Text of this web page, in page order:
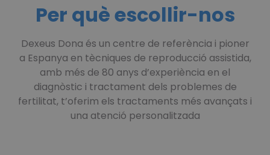
Per què escollir-nos
Dexeus Dona és un centre de referència i pioner
a Espanya en tècniques de reproducció assistida,
amb més de 80 anys d’experiència en el
diagnòstic i tractament dels problemes de
fertilitat, t’oferim els tractaments més avançats i
una atenció personalitzada